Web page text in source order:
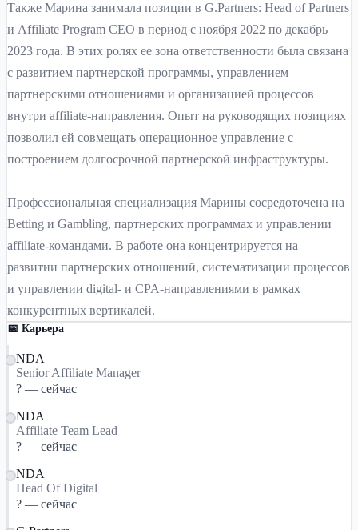
Также Марина занимала позиции в G.Partners: Head of Partners
и Affiliate Program CEO в период с ноября 2022 по декабрь
2023 года. В этих ролях ее зона ответственности была связана
с развитием партнерской программы, управлением
партнерскими отношениями и организацией процессов
внутри affiliate-направления. Опыт на руководящих позициях
позволил ей совмещать операционное управление с
построением долгосрочной партнерской инфраструктуры.
Профессиональная специализация Марины сосредоточена на
Betting и Gambling, партнерских программах и управлении
affiliate-командами. В работе она концентрируется на
развитии партнерских отношений, систематизации процессов
и управлении digital- и CPA-направлениями в рамках
конкурентных вертикалей.
📅 Карьера
NDA
Senior Affiliate Manager
? — сейчас
NDA
Affiliate Team Lead
? — сейчас
NDA
Head Of Digital
? — сейчас